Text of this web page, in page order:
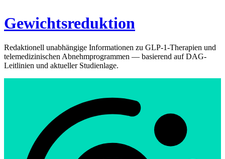
Gewichtsreduktion
Redaktionell unabhängige Informationen zu GLP-1-Therapien und
telemedizinischen Abnehmprogrammen — basierend auf DAG-
Leitlinien und aktueller Studienlage.